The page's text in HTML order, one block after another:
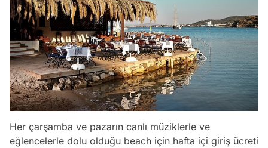
Her çarşamba ve pazarın canlı müziklerle ve
eğlencelerle dolu olduğu beach için hafta içi giriş ücreti